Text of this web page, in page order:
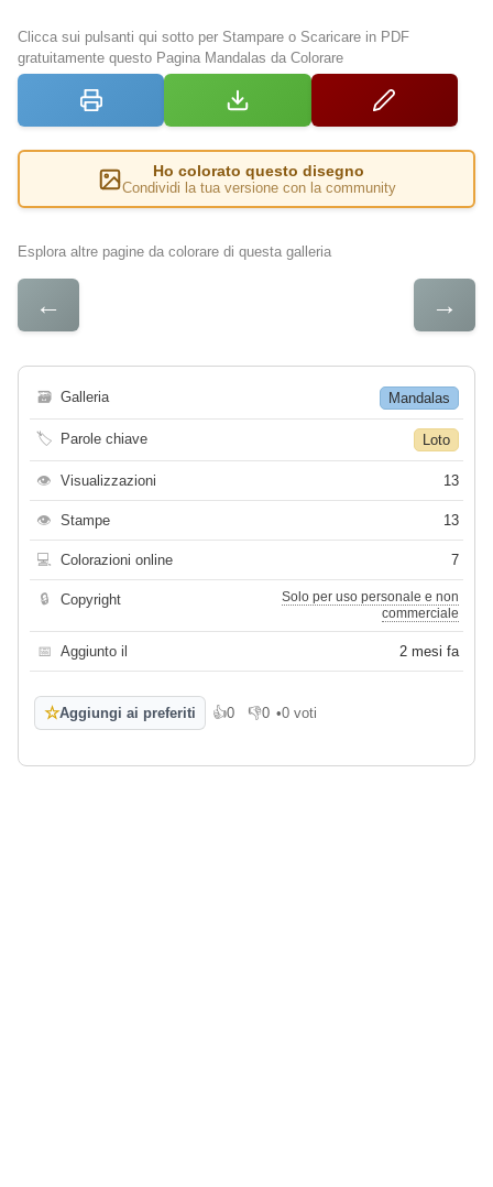
Clicca sui pulsanti qui sotto per Stampare o Scaricare in PDF
gratuitamente questo Pagina Mandalas da Colorare
Ho colorato questo disegno
Condividi la tua versione con la community
Esplora altre pagine da colorare di questa galleria
← →
🗃 Galleria Mandalas
🏷 Parole chiave Loto
👁 Visualizzazioni 13
👁 Stampe 13
💻 Colorazioni online 7
🔒 Copyright
Solo per uso personale e non
commerciale
📅 Aggiunto il 2 mesi fa
☆Aggiungi ai preferiti 👍0
Mi piace
👎0
Non mi piace
•0 voti